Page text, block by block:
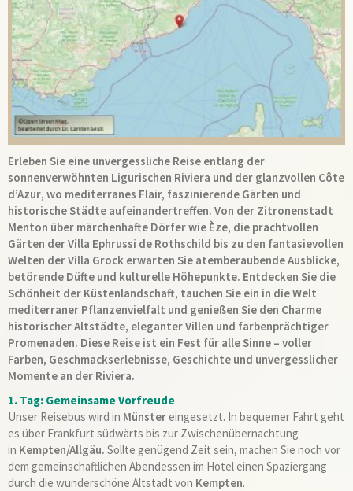
Erleben Sie eine unvergessliche Reise entlang der
sonnenverwöhnten Ligurischen Riviera und der glanzvollen Côte
d’Azur, wo mediterranes Flair, faszinierende Gärten und
historische Städte aufeinandertreffen. Von der Zitronenstadt
Menton über märchenhafte Dörfer wie Èze, die prachtvollen
Gärten derVilla Ephrussi de Rothschild bis zu den fantasievollen
Welten derVilla Grock erwarten Sie atemberaubende Ausblicke,
betörende Düfte und kulturelle Höhepunkte. Entdecken Sie die
Schönheit der Küstenlandschaft, tauchen Sie ein in die Welt
mediterraner Pflanzenvielfalt und genießen Sie den Charme
historischer Altstädte, eleganter Villen und farbenprächtiger
Promenaden. Diese Reise ist ein Fest für alle Sinne – voller
Farben, Geschmackserlebnisse, Geschichte und unvergesslicher
Momente an der Riviera.
1. Tag: Gemeinsame Vorfreude
Unser Reisebus wird in Münstereingesetzt. In bequemer Fahrt geht
es über Frankfurt südwärts bis zur Zwischenübernachtung
in Kempten/Allgäu. Sollte genügend Zeit sein, machen Sie noch vor
dem gemeinschaftlichen Abendessen im Hotel einen Spaziergang
durch die wunderschöne Altstadt von Kempten.